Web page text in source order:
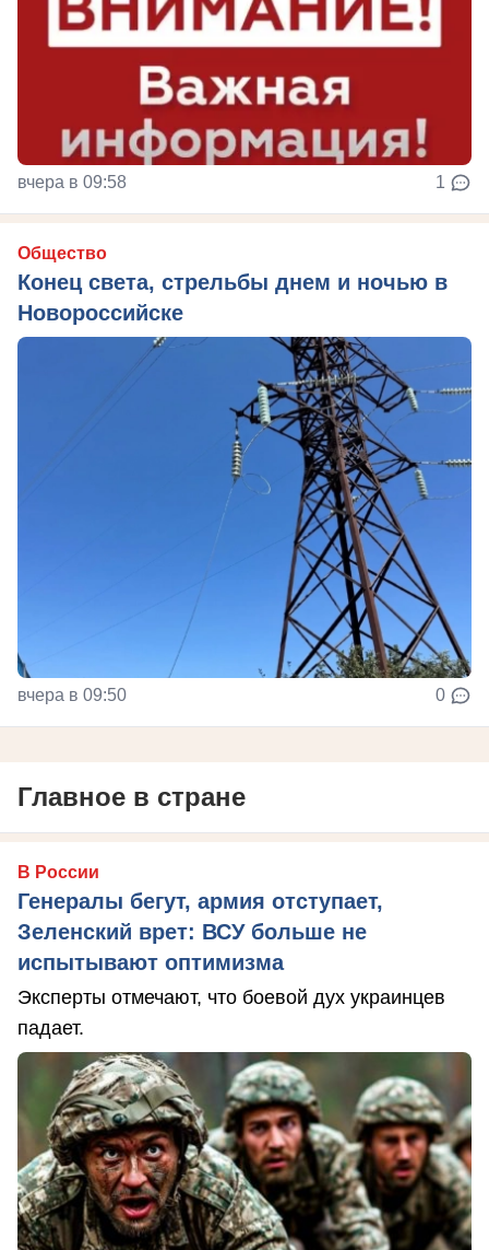
вчера в 09:58 1
Общество
Конец света, стрельбы днем и ночью в
Новороссийске
вчера в 09:50 0
Главное в стране
В России
Генералы бегут, армия отступает,
Зеленский врет: ВСУ больше не
испытывают оптимизма
Эксперты отмечают, что боевой дух украинцев
падает.